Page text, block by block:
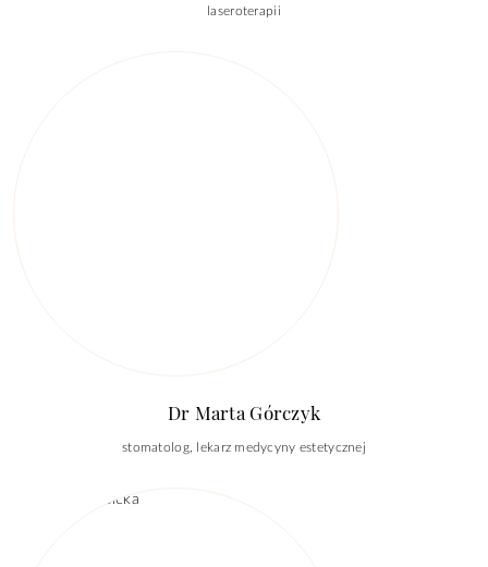
laseroterapii
Dr Marta Górczyk
stomatolog, lekarz medycyny estetycznej